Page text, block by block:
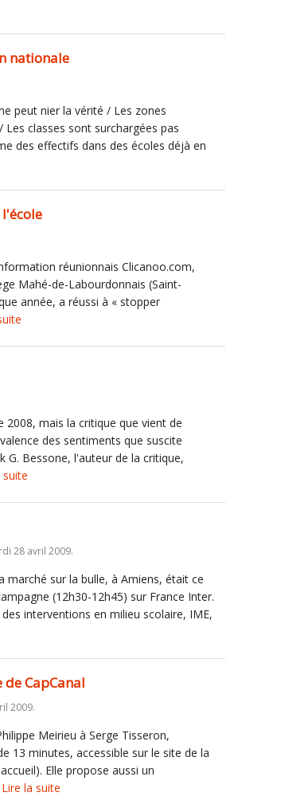
nationale
peut nier la vérité / Les zones
classes sont surchargées pas
des effectifs dans des écoles déjà en
réunionnais Clicanoo.com,
Mahé-de-Labourdonnais (Saint-
année, a réussi à « stopper
mais la critique que vient de
des sentiments que suscite
G. Bessone, l'auteur de la critique,
suite
28 avril 2009.
marché sur la bulle, à Amiens, était ce
(12h30-12h45) sur France Inter.
interventions en milieu scolaire, IME,
CapCanal
2009.
Meirieu à Serge Tisseron,
13 minutes, accessible sur le site de la
Elle propose aussi un
Lire la suite